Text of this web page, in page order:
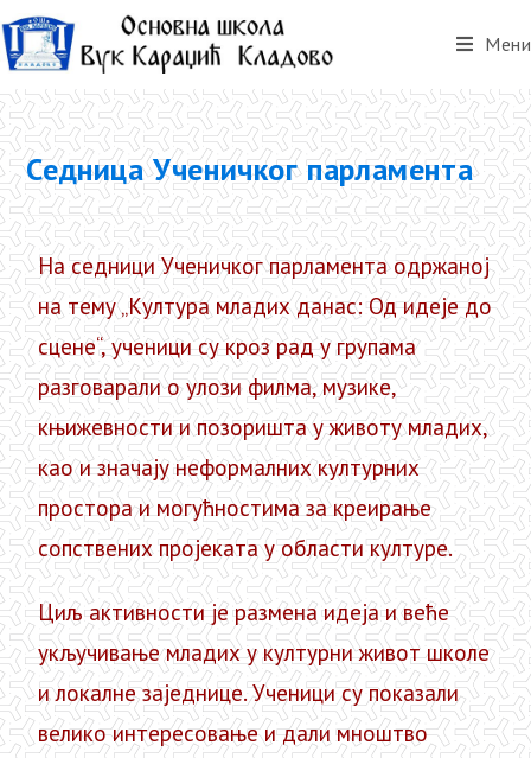
Мени
Седница Ученичког парламента
На седници Ученичког парламента одржаној
на тему „Култура младих данас: Од идеје до
сцене“, ученици су кроз рад у групама
разговарали о улози филма, музике,
књижевности и позоришта у животу младих,
као и значају неформалних културних
простора и могућностима за креирање
сопствених пројеката у области културе.
Циљ активности је размена идеја и веће
укључивање младих у културни живот школе
и локалне заједнице. Ученици су показали
велико интересовање и дали мноштво